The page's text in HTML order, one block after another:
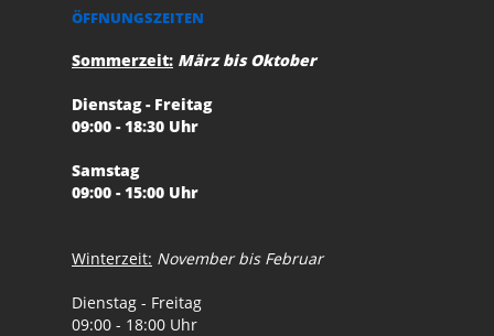
ÖFFNUNGSZEITEN
Sommerzeit: März bis Oktober
Dienstag - Freitag
09:00 - 18:30 Uhr
Samstag
09:00 - 15:00 Uhr
Winterzeit: November bis Februar
Dienstag - Freitag
09:00 - 18:00 Uhr